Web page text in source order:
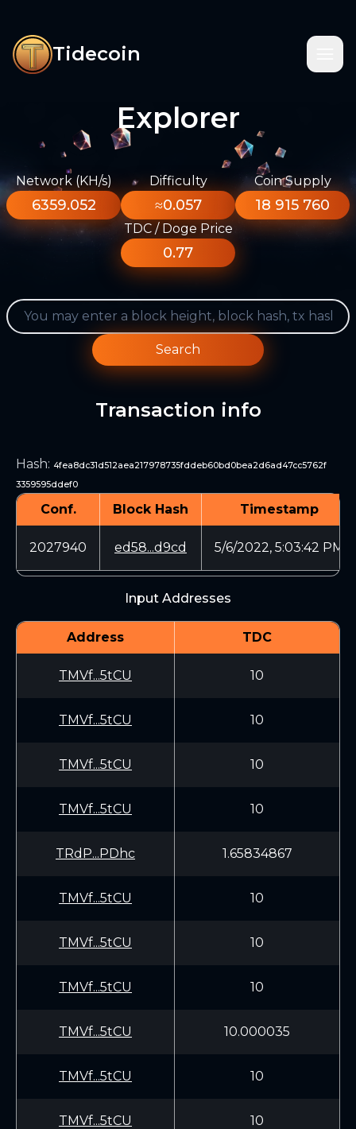
Tidecoin
Explorer
Network (KH/s)
6359.052
Difficulty
≈0.057
Coin Supply
18 915 760
TDC / Doge Price
0.77
Search
Transaction info
Hash: 4fea8dc31d512aea217978735fddeb60bd0bea2d6ad47cc5762f
3359595ddef0
Conf. Block Hash Timestamp
2027940 ed58...d9cd 5/6/2022, 5:03:42 PM
Input Addresses
Address TDC
TMVf...5tCU 10
TMVf...5tCU 10
TMVf...5tCU 10
TMVf...5tCU 10
TRdP...PDhc 1.65834867
TMVf...5tCU 10
TMVf...5tCU 10
TMVf...5tCU 10
TMVf...5tCU 10.000035
TMVf...5tCU 10
TMVf...5tCU 10